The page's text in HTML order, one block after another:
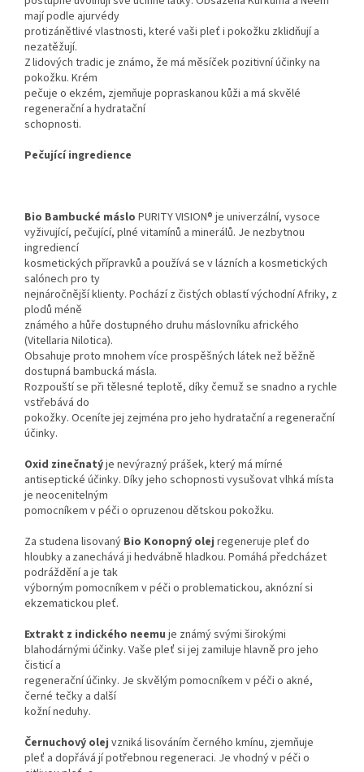
mají podle ajurvédy
protizánětlivé vlastnosti, které vaši pleť i pokožku zklidňují a
nezatěžují.
Z lidových tradic je známo, že má měsíček pozitivní účinky na
pokožku. Krém
pečuje o ekzém, zjemňuje popraskanou kůži a má skvělé
regenerační a hydratační
schopnosti.
Pečující ingredience
Bio Bambucké máslo PURITY VISION® je univerzální, vysoce
vyživující, pečující, plné vitamínů a minerálů. Je nezbytnou
ingrediencí
kosmetických přípravků a používá se v lázních a kosmetických
salónech pro ty
nejnáročnější klienty. Pochází z čistých oblastí východní Afriky, z
plodů méně
známého a hůře dostupného druhu máslovníku afrického
(Vitellaria Nilotica).
Obsahuje proto mnohem více prospěšných látek než běžně
dostupná bambucká másla.
Rozpouští se při tělesné teplotě, díky čemuž se snadno a rychle
vstřebává do
pokožky. Oceníte jej zejména pro jeho hydratační a regenerační
účinky.
Oxid zinečnatýje nevýrazný prášek, který má mírné
antiseptické účinky. Díky jeho schopnosti vysušovat vlhká místa
je neocenitelným
pomocníkem v péči o opruzenou dětskou pokožku.
Za studena lisovaný Bio Konopný olej regeneruje pleť do
hloubky a zanechává ji hedvábně hladkou. Pomáhá předcházet
podráždění a je tak
výborným pomocníkem v péči o problematickou, aknózní si
ekzematickou pleť.
Extrakt z indického neemu je známý svými širokými
blahodárnými účinky. Vaše pleť si jej zamiluje hlavně pro jeho
čisticí a
regenerační účinky. Je skvělým pomocníkem v péči o akné,
černé tečky a další
kožní neduhy.
Černuchový olej vzniká lisováním černého kmínu, zjemňuje
pleť a dopřává jí potřebnou regeneraci. Je vhodný v péči o